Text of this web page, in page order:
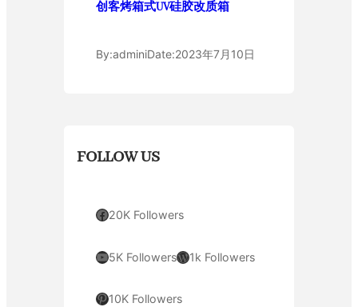
创客烤箱式UV硅胶改质箱
By:adminiDate:2023年7月10日
FOLLOW US
Facebook 20K Followers
YouTube 5K FollowersWordPress 1k Followers
Pinterest 10K Followers